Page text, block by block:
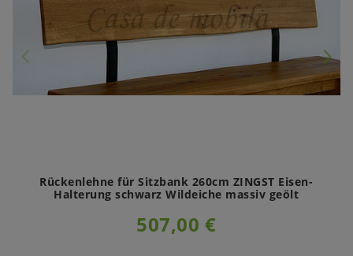
Rückenlehne für Sitzbank 260cm ZINGST Eisen-
Halterung schwarz Wildeiche massiv geölt
507,00 €